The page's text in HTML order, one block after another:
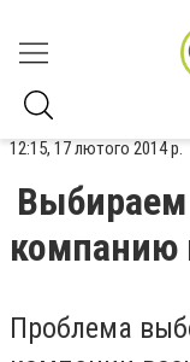
12:15, 17 лютого 2014 р.
Выбираем
компанию
Проблема